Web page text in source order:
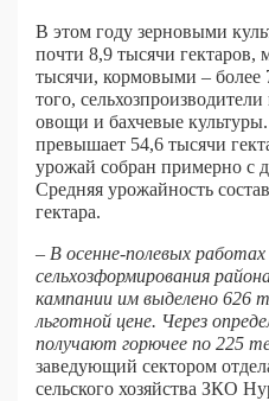
В этом году зерновыми
почти 8,9 тысячи
тысячи, кормовыми – более
того,
овощи и бахчевые
превышает 54,6 тысячи
урожай собран примерно с
Средняя урожайность
гектара.
– В осенне-полевых
сельхозформирования
кампании им выделено 626
льготной цене. Через
получают горючее по 225
заведующий сектором
сельского хозяйства ЗКО